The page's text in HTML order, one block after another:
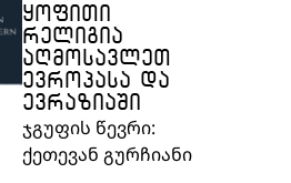
ᲧᲝᲤᲘᲗᲘ
ᲠᲔᲚᲘᲒᲘᲐ
ᲐᲦᲛᲝᲡᲐᲕᲚᲔᲗ
ᲔᲕᲠᲝᲞᲐᲡᲐ ᲓᲐ
ᲔᲕᲠᲐᲖᲘᲐᲨᲘ
ჯგუფის წევრი:
ქეთევან გურჩიანი